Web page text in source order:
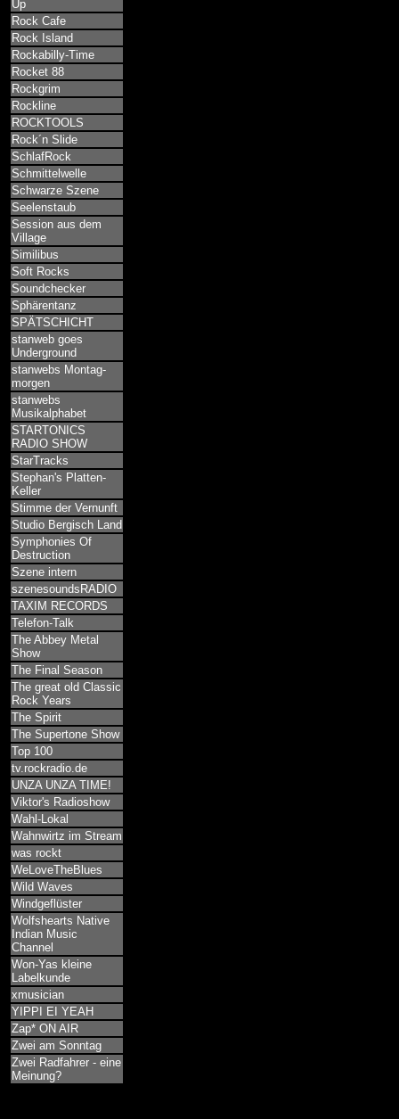
Up
Rock Cafe
Rock Island
Rockabilly-Time
Rocket 88
Rockgrim
Rockline
ROCKTOOLS
Rock´n Slide
SchlafRock
Schmittelwelle
Schwarze Szene
Seelenstaub
Session aus dem
Village
Similibus
Soft Rocks
Soundchecker
Sphärentanz
SPÄTSCHICHT
stanweb goes
Underground
stanwebs Montag-
morgen
stanwebs
Musikalphabet
STARTONICS
RADIO SHOW
StarTracks
Stephan's Platten-
Keller
Stimme der Vernunft
Studio Bergisch Land
Symphonies Of
Destruction
Szene intern
szenesoundsRADIO
TAXIM RECORDS
Telefon-Talk
The Abbey Metal
Show
The Final Season
The great old Classic
Rock Years
The Spirit
The Supertone Show
Top 100
tv.rockradio.de
UNZA UNZA TIME!
Viktor's Radioshow
Wahl-Lokal
Wahnwirtz im Stream
was rockt
WeLoveTheBlues
Wild Waves
Windgeflüster
Wolfshearts Native
Indian Music
Channel
Won-Yas kleine
Labelkunde
xmusician
YIPPI EI YEAH
Zap* ON AIR
Zwei am Sonntag
Zwei Radfahrer - eine
Meinung?